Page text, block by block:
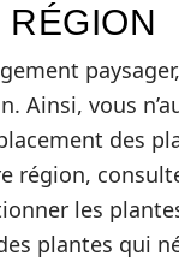
Ainsi, vous
des
région,
les
plantes qui